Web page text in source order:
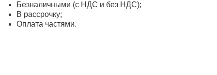
Безналичными (с НДС и без НДС);
В рассрочку;
Оплата частями.